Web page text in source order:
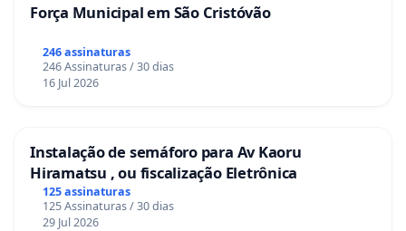
Força Municipal em São Cristóvão
246 assinaturas
246 Assinaturas / 30 dias
16 Jul 2026
Instalação de semáforo para Av Kaoru
Hiramatsu , ou fiscalização Eletrônica
125 assinaturas
125 Assinaturas / 30 dias
29 Jul 2026